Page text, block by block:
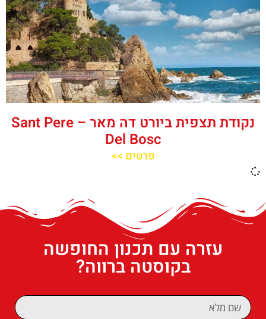
נקודת תצפית ביורט דה מאר – Sant Pere
Del Bosc
פרטים >>
עזרה עם תכנון החופשה
בקוסטה ברווה?